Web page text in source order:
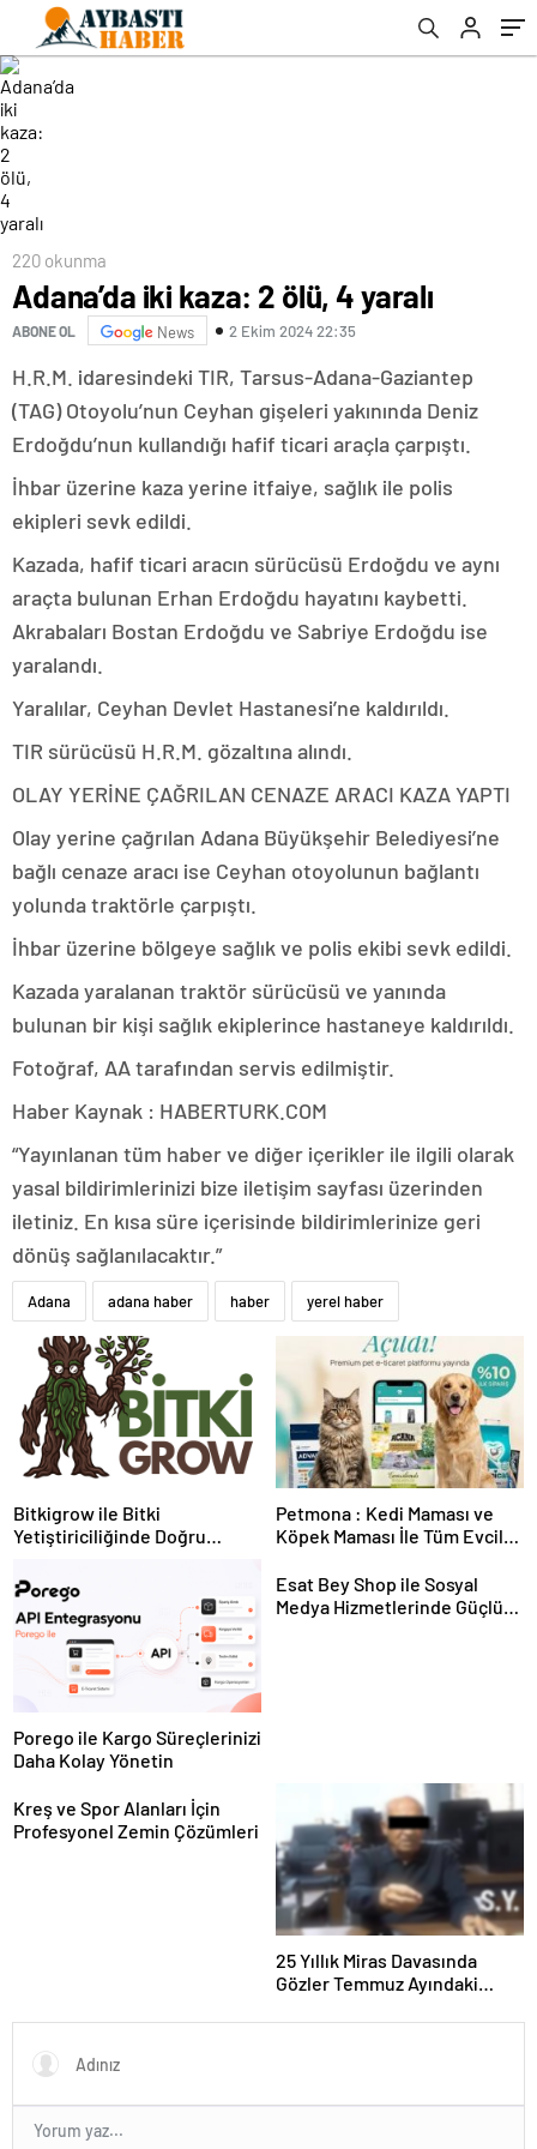
220 okunma
Adana’da iki kaza: 2 ölü, 4 yaralı
ABONE OL News 2 Ekim 2024 22:35
H.R.M. idaresindeki TIR, Tarsus-Adana-Gaziantep
(TAG) Otoyolu’nun Ceyhan gişeleri yakınında Deniz
Erdoğdu’nun kullandığı hafif ticari araçla çarpıştı.
İhbar üzerine kaza yerine itfaiye, sağlık ile polis
ekipleri sevk edildi.
Kazada, hafif ticari aracın sürücüsü Erdoğdu ve aynı
araçta bulunan Erhan Erdoğdu hayatını kaybetti.
Akrabaları Bostan Erdoğdu ve Sabriye Erdoğdu ise
yaralandı.
Yaralılar, Ceyhan Devlet Hastanesi’ne kaldırıldı.
TIR sürücüsü H.R.M. gözaltına alındı.
OLAY YERİNE ÇAĞRILAN CENAZE ARACI KAZA YAPTI
Olay yerine çağrılan Adana Büyükşehir Belediyesi’ne
bağlı cenaze aracı ise Ceyhan otoyolunun bağlantı
yolunda traktörle çarpıştı.
İhbar üzerine bölgeye sağlık ve polis ekibi sevk edildi.
Kazada yaralanan traktör sürücüsü ve yanında
bulunan bir kişi sağlık ekiplerince hastaneye kaldırıldı.
Fotoğraf, AA tarafından servis edilmiştir.
Haber Kaynak : HABERTURK.COM
“Yayınlanan tüm haber ve diğer içerikler ile ilgili olarak
yasal bildirimlerinizi bize iletişim sayfası üzerinden
iletiniz. En kısa süre içerisinde bildirimlerinize geri
dönüş sağlanılacaktır.”
Adana adana haber haber yerel haber
Bitkigrow ile Bitki
Yetiştiriciliğinde Doğru
Petmona : Kedi Maması ve
Köpek Maması İle Tüm Evcil
Porego ile Kargo Süreçlerinizi
Daha Kolay Yönetin
Esat Bey Shop ile Sosyal
Medya Hizmetlerinde Güçlü
Kreş ve Spor Alanları İçin
Profesyonel Zemin Çözümleri
25 Yıllık Miras Davasında
Gözler Temmuz Ayındaki